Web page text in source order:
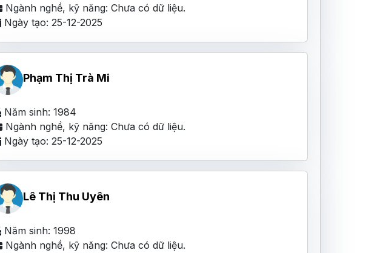
Ngành nghề, kỹ năng: Chưa có dữ liệu.
Ngày tạo: 25-12-2025
Phạm Thị Trà Mi
Năm sinh: 1984
Ngành nghề, kỹ năng: Chưa có dữ liệu.
Ngày tạo: 25-12-2025
Lê Thị Thu Uyên
Năm sinh: 1998
Ngành nghề, kỹ năng: Chưa có dữ liệu.